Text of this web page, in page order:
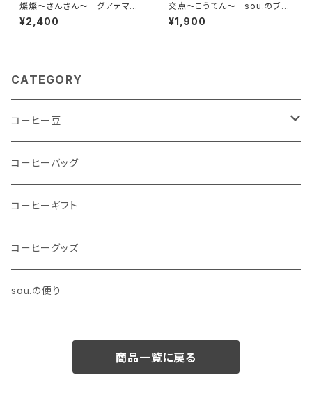
燦燦～さんさん～ グアテマ
ラ ラ・ベイヤ パカマラ ウォ
ッシュド 中煎り【200ｇ】
¥2,400
交点～こうてん～ sou.のブレ
ンド【200ｇ】
¥1,900
CATEGORY
コーヒー豆
送料無料のセット
シングルオリジン
コーヒーバッグ
コーヒーギフト
コーヒーグッズ
sou.の便り
商品一覧に戻る